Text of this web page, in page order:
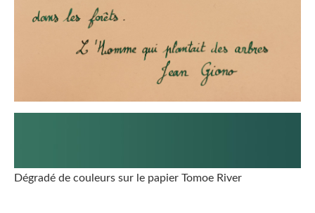
Dégradé de couleurs sur le papier Tomoe River